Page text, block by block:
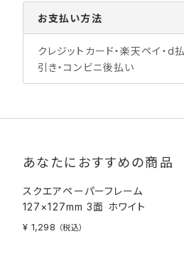
お支払い方法
クレジットカード・楽天ペイ・d
引き・コンビニ後払い
あなたにおすすめの商品
スクエアペーパーフレーム
127×127mm 3面 ホワイト
¥ 1,298 （税込）